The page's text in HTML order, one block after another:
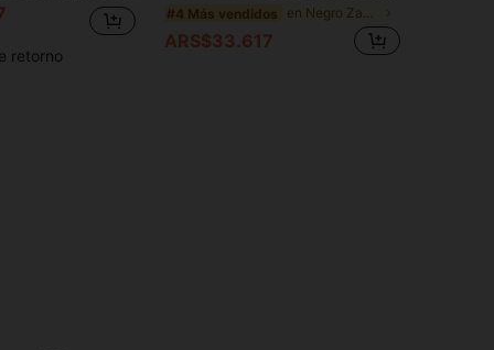
retorno
#4 Más vendidos en Negro Zapatos para correr para mujer
ARS$33.617